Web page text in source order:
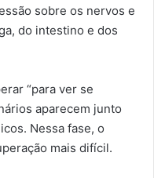
sobre os nervos e
do intestino e dos
“para ver se
aparecem junto
Nessa fase, o
mais difícil.